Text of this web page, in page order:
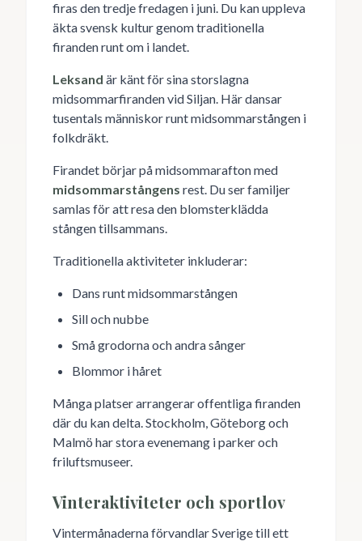
firas den tredje fredagen i juni. Du kan uppleva
äkta svensk kultur genom traditionella
firanden runt om i landet.
Leksand är känt för sina storslagna
midsommarfiranden vid Siljan. Här dansar
tusentals människor runt midsommarstången i
folkdräkt.
Firandet börjar på midsommarafton med
midsommarstångens rest. Du ser familjer
samlas för att resa den blomsterklädda
stången tillsammans.
Traditionella aktiviteter inkluderar:
Dans runt midsommarstången
Sill och nubbe
Små grodorna och andra sånger
Blommor i håret
Många platser arrangerar offentliga firanden
där du kan delta. Stockholm, Göteborg och
Malmö har stora evenemang i parker och
friluftsmuseer.
Vinteraktiviteter och sportlov
Vintermånaderna förvandlar Sverige till ett